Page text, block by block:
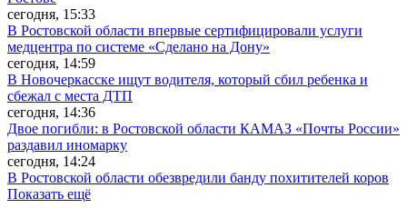
сегодня, 15:33
В Ростовской области впервые сертифицировали услуги
медцентра по системе «Сделано на Дону»
сегодня, 14:59
В Новочеркасске ищут водителя, который сбил ребенка и
сбежал с места ДТП
сегодня, 14:36
Двое погибли: в Ростовской области КАМАЗ «Почты России»
раздавил иномарку
сегодня, 14:24
В Ростовской области обезвредили банду похитителей коров
Показать ещё